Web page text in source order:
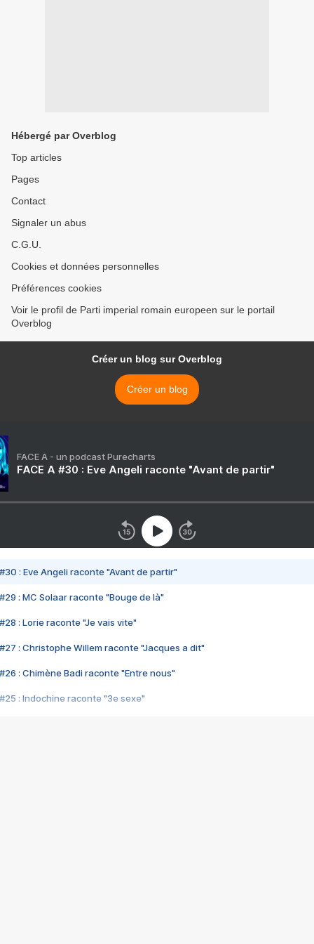
Hébergé par Overblog
Top articles
Pages
Contact
Signaler un abus
C.G.U.
Cookies et données personnelles
Préférences cookies
Voir le profil de Parti imperial romain europeen sur le portail
Overblog
Créer un blog sur Overblog
Créer un blog
FACE A - un podcast Purecharts
FACE A #30 : Eve Angeli raconte "Avant de partir"
#30 : Eve Angeli raconte "Avant de partir"
#29 : MC Solaar raconte "Bouge de là"
#28 : Lorie raconte "Je vais vite"
#27 : Christophe Willem raconte "Jacques a dit"
#26 : Chimène Badi raconte "Entre nous"
#25 : Indochine raconte "3e sexe"